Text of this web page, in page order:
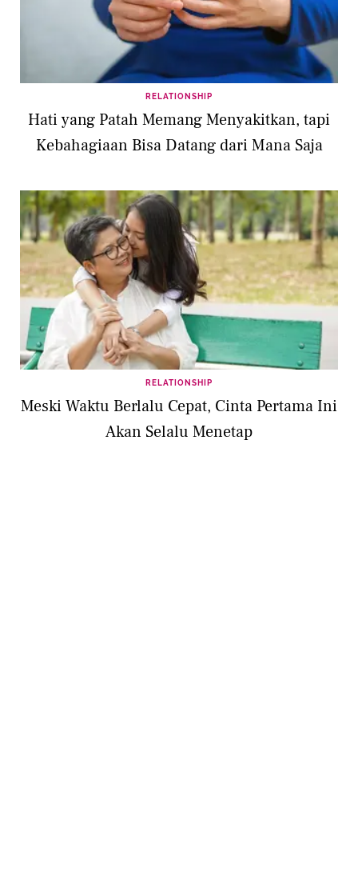
RELATIONSHIP
Hati yang Patah Memang Menyakitkan, tapi
Kebahagiaan Bisa Datang dari Mana Saja
RELATIONSHIP
Meski Waktu Berlalu Cepat, Cinta Pertama Ini
Akan Selalu Menetap